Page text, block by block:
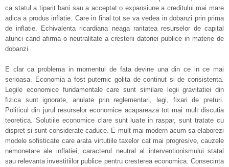
ca statul a tiparit bani sau a acceptat o expansiune a creditului mai mare
adica a produs inflatie. Care in final tot se va vedea in dobanzi prin prima
de inflatie. Echivalenta ricardiana neaga raritatea resurselor de capital
atunci cand afirma o neutralitate a cresterii datoriei publice in materie de
dobanzi.
E clar ca problema in momentul de fata devine una din ce in ce mai
serioasa. Economia a fost puternic golita de continut si de consistenta.
Legile economice fundamentale care sunt similare legii gravitatiei din
fizica sunt ignorate, anulate prin reglementari, legi, fixari de preturi.
Politicul din jurul resurselor economice acapareaza tot mai mult discutia
teoretica. Solutiile economice clare sunt luate in raspar, sunt tratate cu
dispret si sunt considerate caduce. E mult mai modern acum sa elaborezi
modele sofisticate care arata virtutiile taxelor cat mai progresive, cauzele
nemonetare ale inflatiei, caracterul neutral al interventionismului statal
sau relevanta investitiilor publice pentru cresterea economica. Consecinta